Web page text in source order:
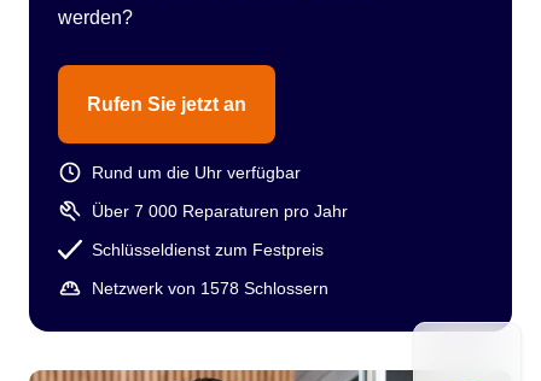
werden?
Rufen Sie jetzt an
Rund um die Uhr verfügbar
Über 7 000 Reparaturen pro Jahr
Schlüsseldienst zum Festpreis
Netzwerk von 1578 Schlossern